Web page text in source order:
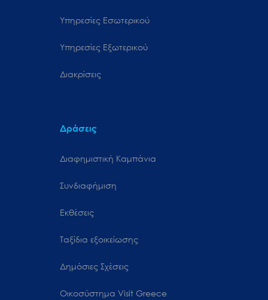
Υπηρεσίες Εσωτερικού
Υπηρεσίες Εξωτερικού
Διακρίσεις
Δράσεις
Διαφημιστική Καμπάνια
Συνδιαφήμιση
Εκθέσεις
Ταξίδια εξοικείωσης
Δημόσιες Σχέσεις
Oικοσύστημα Visit Greece